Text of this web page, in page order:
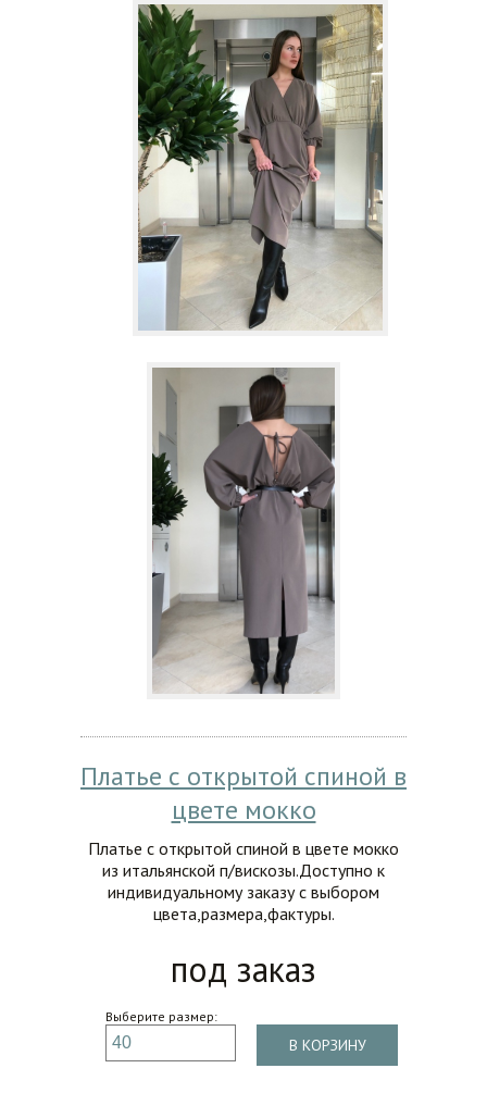
Платье с открытой спиной в
цвете мокко
Платье с открытой спиной в цвете мокко
из итальянской п/вискозы.Доступно к
индивидуальному заказу с выбором
цвета,размера,фактуры.
под заказ
Выберите размер:
В КОРЗИНУ